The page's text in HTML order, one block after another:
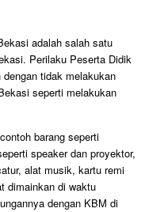
adalah salah satu
Perilaku Peserta Didik
tidak melakukan
seperti melakukan
barang seperti
speaker dan proyektor,
alat musik, kartu remi
dimainkan di waktu
dengan KBM di